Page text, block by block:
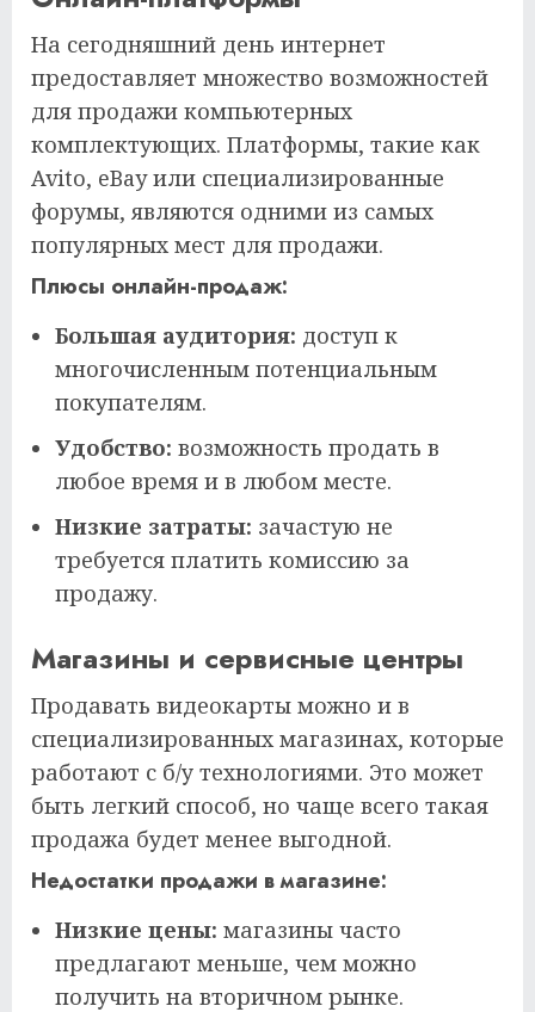
На сегодняшний день интернет
предоставляет множество возможностей
для продажи компьютерных
комплектующих. Платформы, такие как
Avito, eBay или специализированные
форумы, являются одними из самых
популярных мест для продажи.
Плюсы онлайн-продаж:
Большая аудитория: доступ к
многочисленным потенциальным
покупателям.
Удобство: возможность продать в
любое время и в любом месте.
Низкие затраты: зачастую не
требуется платить комиссию за
продажу.
Магазины и сервисные центры
Продавать видеокарты можно и в
специализированных магазинах, которые
работают с б/у технологиями. Это может
быть легкий способ, но чаще всего такая
продажа будет менее выгодной.
Недостатки продажи в магазине:
Низкие цены: магазины часто
предлагают меньше, чем можно
получить на вторичном рынке.